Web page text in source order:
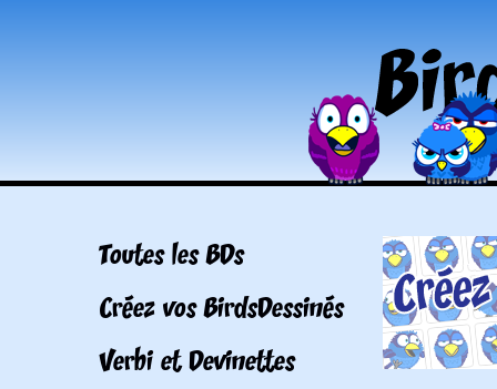
Toutes les BDs
Créez vos BirdsDessinés
Verbi et Devinettes